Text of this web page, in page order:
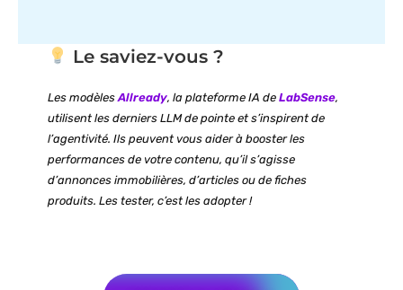
Le saviez-vous ?
Les modèlesAllready, la plateforme IA de LabSense,
utilisent les derniers LLM de pointe et s’inspirent de
l’agentivité. Ils peuvent vous aider à booster les
performances de votre contenu, qu’il s’agisse
d’annonces immobilières, d’articles ou de fiches
produits. Les tester, c’est les adopter !